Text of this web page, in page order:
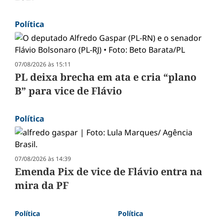
Política
07/08/2026 às 15:11
PL deixa brecha em ata e cria “plano
B” para vice de Flávio
Política
07/08/2026 às 14:39
Emenda Pix de vice de Flávio entra na
mira da PF
Política Política